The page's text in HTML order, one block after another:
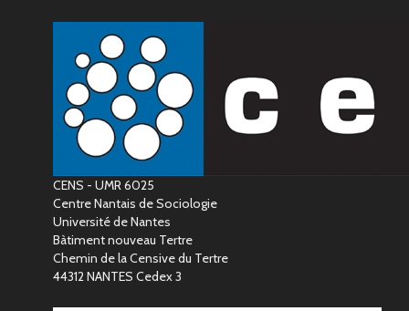
CENS - UMR 6025
Centre Nantais de Sociologie
Université de Nantes
Bàtiment nouveau Tertre
Chemin de la Censive du Tertre
44312 NANTES Cedex 3